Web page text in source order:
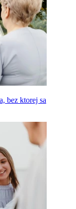
bez ktorej sa